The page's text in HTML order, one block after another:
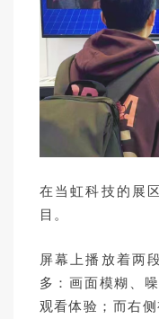
在当虹科技的展
目。
屏幕上播放着两
多：画面模糊、
观看体验；而右